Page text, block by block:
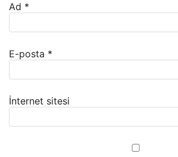
Ad *
E-posta *
İnternet sitesi